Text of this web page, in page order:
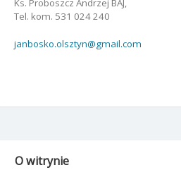
Ks. Proboszcz Andrzej BAJ,
Tel. kom. 531 024 240
janbosko.olsztyn@gmail.com
O witrynie